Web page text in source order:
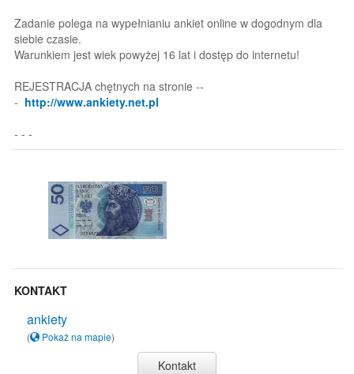
Zadanie polega na wypełnianiu ankiet online w dogodnym dla
siebie czasie.
Warunkiem jest wiek powyżej 16 lat i dostęp do internetu!
REJESTRACJA chętnych na stronie --
- http://www.ankiety.net.pl
- - -
KONTAKT
ankiety
( Pokaż na mapie)
Kontakt